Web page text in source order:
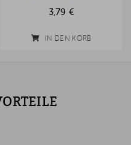
3,79 €
IN DEN KORB